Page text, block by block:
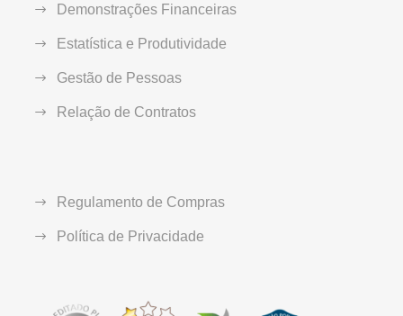
Demonstrações Financeiras
Estatística e Produtividade
Gestão de Pessoas
Relação de Contratos
Regulamento de Compras
Política de Privacidade